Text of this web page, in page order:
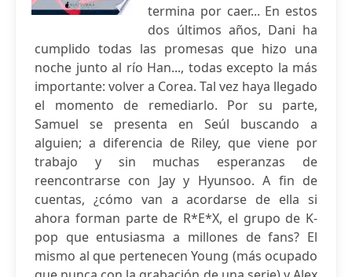
termina por caer... En estos
dos últimos años, Dani ha
cumplido todas las promesas que hizo una
noche junto al río Han..., todas excepto la más
importante: volver a Corea. Tal vez haya llegado
el momento de remediarlo. Por su parte,
Samuel se presenta en Seúl buscando a
alguien; a diferencia de Riley, que viene por
trabajo y sin muchas esperanzas de
reencontrarse con Jay y Hyunsoo. A fin de
cuentas, ¿cómo van a acordarse de ella si
ahora forman parte de R*E*X, el grupo de K-
pop que entusiasma a millones de fans? El
mismo al que pertenecen Young (más ocupado